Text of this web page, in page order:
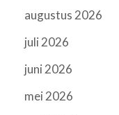
augustus 2026
juli 2026
juni 2026
mei 2026